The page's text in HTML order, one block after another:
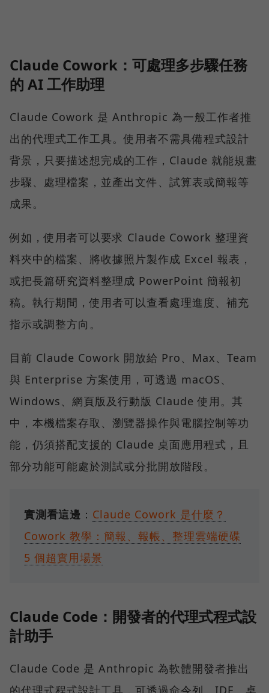
Claude Cowork：可處理多步驟任務
的 AI 工作助理
Claude Cowork 是 Anthropic 為一般工作者推
出的代理式工作工具。使用者不需具備程式設計
背景，只要描述想完成的工作，Claude 就能規畫
步驟、處理檔案，並產出文件、試算表或簡報等
成果。
例如，使用者可以要求 Claude Cowork 整理資
料夾中的檔案、將收據照片製作成 Excel 報表，
或把長篇研究資料整理成 PowerPoint 簡報初
稿。執行期間，使用者可以查看處理進度、補充
指示或調整方向。
目前 Claude Cowork 開放給 Pro、Max、Team
與 Enterprise 方案使用，可透過 macOS、
Windows、網頁版及行動版 Claude 使用。其
中，本機檔案存取、瀏覽器操作與電腦控制等功
能，仍須搭配支援的 Claude 桌面應用程式，且
部分功能可能處於測試或分批開放階段。
實測看這邊 ： Claude Cowork 是什麼？
Cowork 教學：簡報、報帳、整理雲端硬碟
5 個超實用場景
Claude Code：開發者的代理式程式設
計助手
Claude Code 是 Anthropic 為軟體開發者推出
的代理式程式設計工具，可透過命令列、IDE、桌